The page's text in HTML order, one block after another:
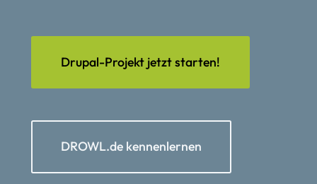
Drupal-Projekt jetzt starten!
DROWL.de kennenlernen